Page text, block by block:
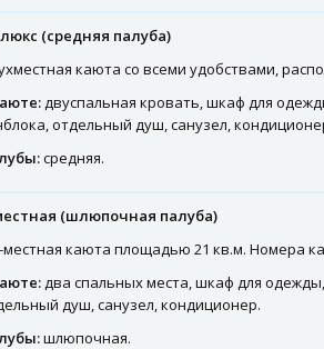
(средняя палуба)
каюта со всеми удобствами,
двуспальная кровать, шкаф для
отдельный душ, санузел,
средняя.
(шлюпочная палуба)
местная каюта площадью 21 кв.м. Номера
два спальных места, шкаф для
душ, санузел, кондиционер.
шлюпочная.